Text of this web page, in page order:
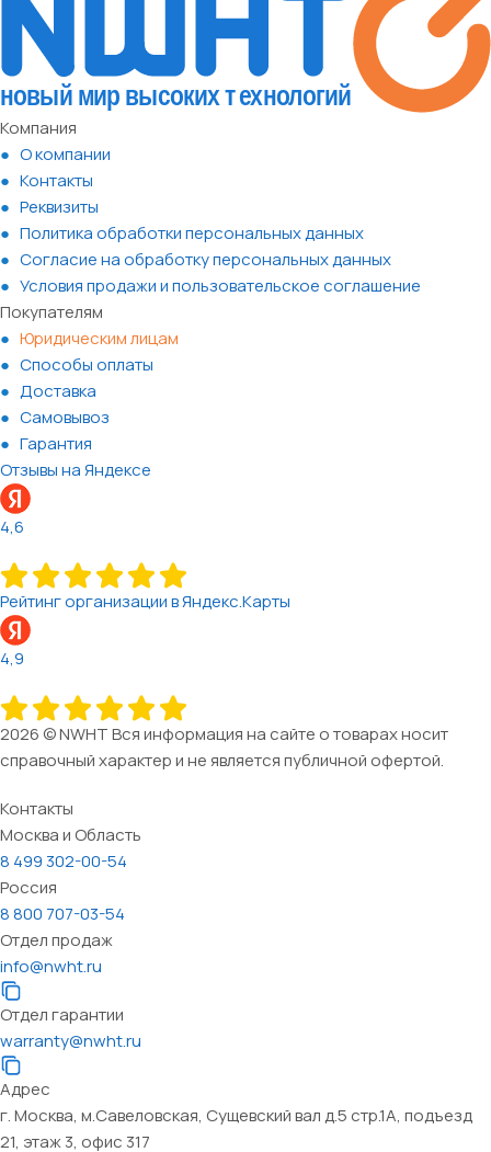
Компания
О компании
Контакты
Реквизиты
Политика обработки персональных данных
Согласие на обработку персональных данных
Условия продажи и пользовательское соглашение
Покупателям
Юридическим лицам
Способы оплаты
Доставка
Самовывоз
Гарантия
Отзывы на Яндексе
4,6
Рейтинг организации в Яндекс.Карты
4,9
2026 © NWHT Вся информация на сайте о товарах носит
справочный характер и не является публичной офертой.
Контакты
Москва и Область
8 499 302-00-54
Россия
8 800 707-03-54
Отдел продаж
info@nwht.ru
Отдел гарантии
warranty@nwht.ru
Адрес
г. Москва, м.Савеловская, Сущевский вал д.5 стр.1А, подъезд
21, этаж 3, офис 317